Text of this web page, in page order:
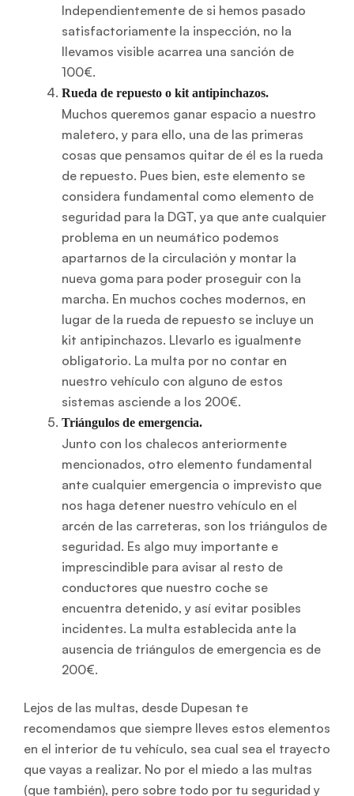
Independientemente de si hemos pasado
satisfactoriamente la inspección, no la
llevamos visible acarrea una sanción de
100€.
Rueda de repuesto o kit antipinchazos.
Muchos queremos ganar espacio a nuestro
maletero, y para ello, una de las primeras
cosas que pensamos quitar de él es la rueda
de repuesto. Pues bien, este elemento se
considera fundamental como elemento de
seguridad para la DGT, ya que ante cualquier
problema en un neumático podemos
apartarnos de la circulación y montar la
nueva goma para poder proseguir con la
marcha. En muchos coches modernos, en
lugar de la rueda de repuesto se incluye un
kit antipinchazos. Llevarlo es igualmente
obligatorio. La multa por no contar en
nuestro vehículo con alguno de estos
sistemas asciende a los 200€.
Triángulos de emergencia.
Junto con los chalecos anteriormente
mencionados, otro elemento fundamental
ante cualquier emergencia o imprevisto que
nos haga detener nuestro vehículo en el
arcén de las carreteras, son los triángulos de
seguridad. Es algo muy importante e
imprescindible para avisar al resto de
conductores que nuestro coche se
encuentra detenido, y así evitar posibles
incidentes. La multa establecida ante la
ausencia de triángulos de emergencia es de
200€.
Lejos de las multas, desde Dupesan te
recomendamos que siempre lleves estos elementos
en el interior de tu vehículo, sea cual sea el trayecto
que vayas a realizar. No por el miedo a las multas
(que también), pero sobre todo por tu seguridad y